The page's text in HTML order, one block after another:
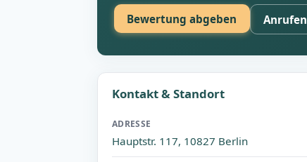
Bewertung abgeben Anrufen
Kontakt & Standort
ADRESSE
Hauptstr. 117, 10827 Berlin